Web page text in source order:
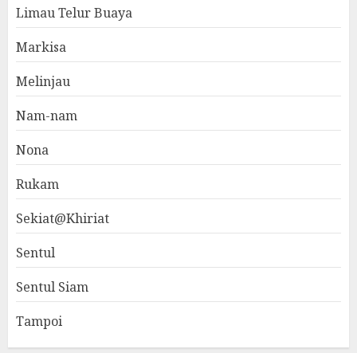
Limau Telur Buaya
Markisa
Melinjau
Nam-nam
Nona
Rukam
Sekiat@Khiriat
Sentul
Sentul Siam
Tampoi